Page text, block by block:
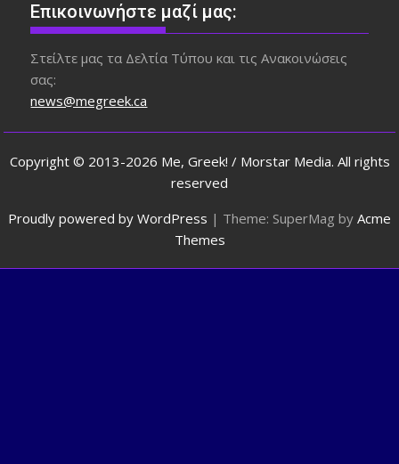
Επικοινωνήστε μαζί μας:
Στείλτε μας τα Δελτία Τύπου και τις Ανακοινώσεις
σας:
news@megreek.ca
Copyright © 2013-2026 Me, Greek! / Morstar Media. All rights
reserved
Proudly powered by WordPress | Theme: SuperMag by Acme
Themes